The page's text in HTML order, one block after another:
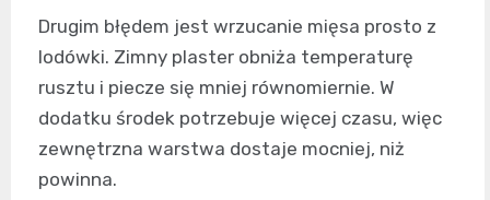
Drugim błędem jest wrzucanie mięsa prosto z
lodówki. Zimny plaster obniża temperaturę
rusztu i piecze się mniej równomiernie. W
dodatku środek potrzebuje więcej czasu, więc
zewnętrzna warstwa dostaje mocniej, niż
powinna.